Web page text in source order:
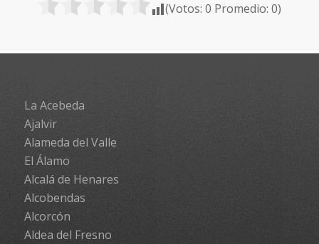
(Votos:0 Promedio:0)
La Acebeda
Ajalvir
Alameda del Valle
El Álamo
Alcalá de Henares
Alcobendas
Alcorcón
Aldea del Fresno